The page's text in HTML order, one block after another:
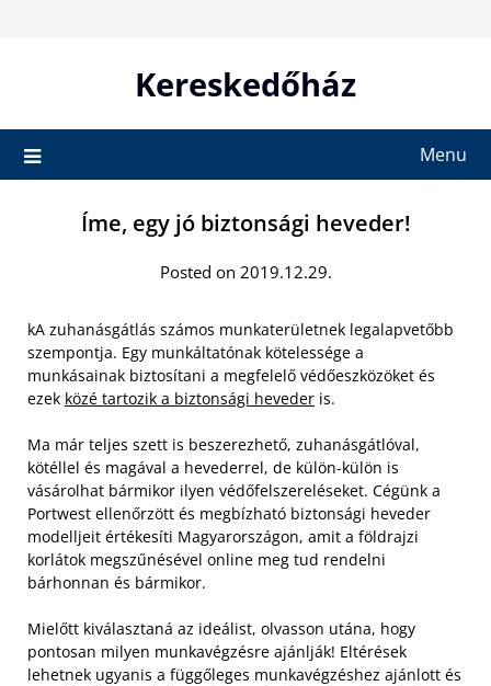
Kereskedőház
Menu
Íme, egy jó biztonsági heveder!
Posted on 2019.12.29.
kA zuhanásgátlás számos munkaterületnek legalapvetőbb
szempontja. Egy munkáltatónak kötelessége a
munkásainak biztosítani a megfelelő védőeszközöket és
ezek közé tartozik a biztonsági heveder is.
Ma már teljes szett is beszerezhető, zuhanásgátlóval,
kötéllel és magával a hevederrel, de külön-külön is
vásárolhat bármikor ilyen védőfelszereléseket. Cégünk a
Portwest ellenőrzött és megbízható biztonsági heveder
modelljeit értékesíti Magyarországon, amit a földrajzi
korlátok megszűnésével online meg tud rendelni
bárhonnan és bármikor.
Mielőtt kiválasztaná az ideálist, olvasson utána, hogy
pontosan milyen munkavégzésre ajánlják! Eltérések
lehetnek ugyanis a függőleges munkavégzéshez ajánlott és